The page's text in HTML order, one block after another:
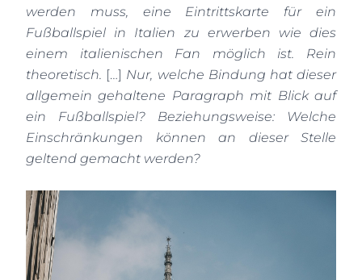
werden muss, eine Eintrittskarte für ein
Fußballspiel in Italien zu erwerben wie dies
einem italienischen Fan möglich ist. Rein
theoretisch. […] Nur, welche Bindung hat dieser
allgemein gehaltene Paragraph mit Blick auf
ein Fußballspiel? Beziehungsweise: Welche
Einschränkungen können an dieser Stelle
geltend gemacht werden?